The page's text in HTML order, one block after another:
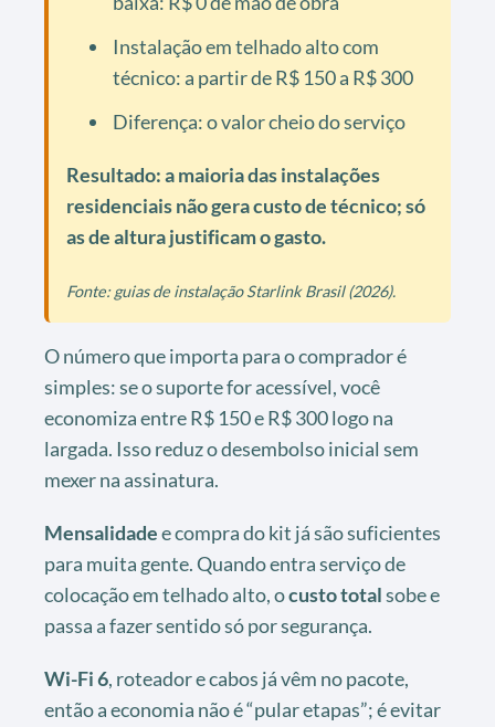
Instalação em telhado alto com
técnico: a partir de R$ 150 a R$ 300
Diferença: o valor cheio do serviço
Resultado: a maioria das instalações
residenciais não gera custo de técnico; só
as de altura justificam o gasto.
Fonte: guias de instalação Starlink Brasil (2026).
O número que importa para o comprador é
simples: se o suporte for acessível, você
economiza entre R$ 150 e R$ 300 logo na
largada. Isso reduz o desembolso inicial sem
mexer na assinatura.
Mensalidadee compra do kit já são suficientes
para muita gente. Quando entra serviço de
colocação em telhado alto, ocusto totalsobe e
passa a fazer sentido só por segurança.
Wi-Fi 6, roteador e cabos já vêm no pacote,
então a economia não é “pular etapas”; é evitar